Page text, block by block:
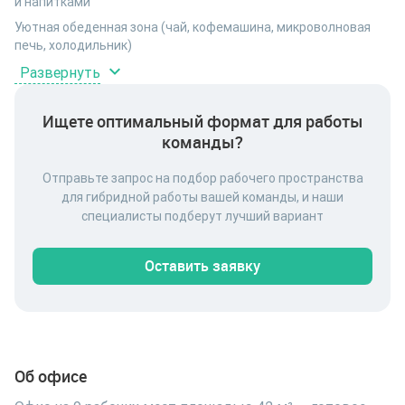
Уютная обеденная зона (чай, кофемашина, микроволновая
печь, холодильник)
Переговорные - 16 часов аренды переговорных включены в
стоимость (свыше - 20% скидка на переговорные)
- Скоростной стабильный интернет Wi-Fi (проводной
интернет)
Развернуть
Ищете оптимальный формат для работы
команды?
Отправьте запрос на подбор рабочего пространства
для гибридной работы вашей команды, и наши
специалисты подберут лучший вариант
Оставить заявку
Об офисе